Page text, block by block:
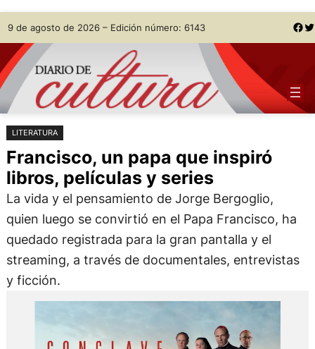
Saltar
al
contenido
Skip
to
content
9 de agosto de 2026 – Edición número: 6143 Facebook Twitter
LITERATURA
Francisco, un papa que inspiró
libros, películas y series
La vida y el pensamiento de Jorge Bergoglio,
quien luego se convirtió en el Papa Francisco, ha
quedado registrada para la gran pantalla y el
streaming, a través de documentales, entrevistas
y ficción.